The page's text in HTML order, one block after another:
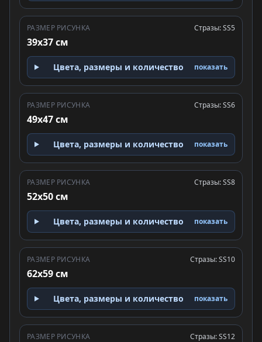
РАЗМЕР РИСУНКА
39x37 см
Стразы: SS5
Цвета, размеры и количество показать
РАЗМЕР РИСУНКА
49x47 см
Стразы: SS6
Цвета, размеры и количество показать
РАЗМЕР РИСУНКА
52x50 см
Стразы: SS8
Цвета, размеры и количество показать
РАЗМЕР РИСУНКА
62x59 см
Стразы: SS10
Цвета, размеры и количество показать
РАЗМЕР РИСУНКА Стразы: SS12